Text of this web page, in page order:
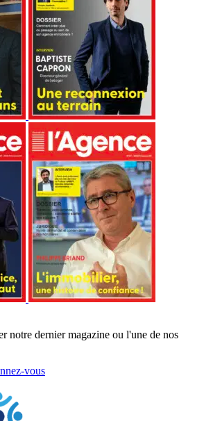
notre dernier magazine ou l'une de nos
vous